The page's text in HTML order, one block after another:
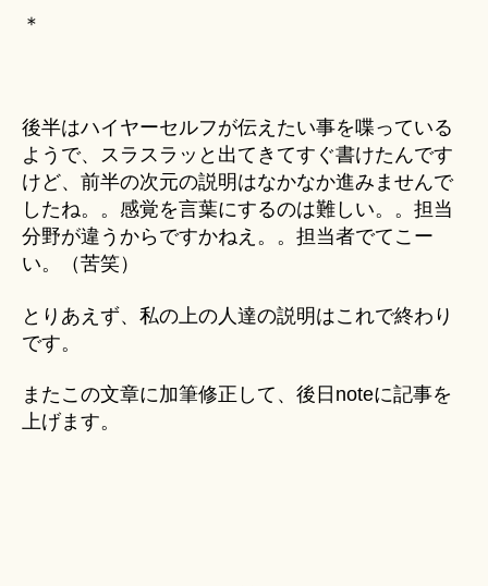
＊
後半はハイヤーセルフが伝えたい事を喋っている
ようで、スラスラッと出てきてすぐ書けたんです
けど、前半の次元の説明はなかなか進みませんで
したね。。感覚を言葉にするのは難しい。。担当
分野が違うからですかねえ。。担当者でてこー
い。（苦笑）
とりあえず、私の上の人達の説明はこれで終わり
です。
またこの文章に加筆修正して、後日noteに記事を
上げます。